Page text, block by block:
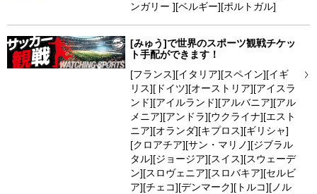
ンガリー ][ベルギー][ポルトガル]
[みゅう]で世界のスポーツ観戦チケッ
ト手配ができます！
[フランス][イタリア][スペイン][イギ
リス][ドイツ][オーストリア][アイスラ
ンド][アイルランド][アルバニア][アル
メニア][アンドラ][ウクライナ][エスト
ニア][オランダ][キプロス][ギリシャ]
[クロアチア][サン・マリノ][ジブラル
タル][ジョージア][スイス][スウェーデ
ン][スロヴェニア][スロバキア][セルビ
ア][チェコ][デンマーク][トルコ][ノル